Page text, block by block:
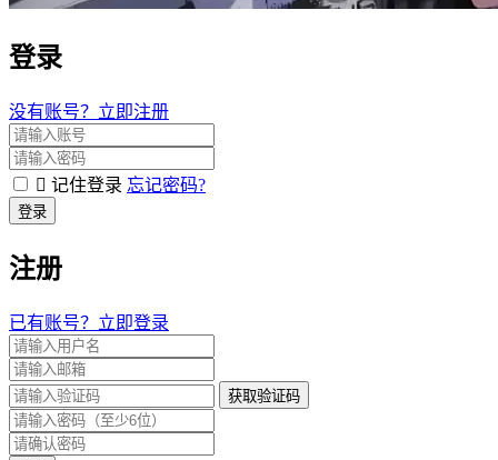
登录
没有账号？立即注册
记住登录 忘记密码?
登录
注册
已有账号？立即登录
获取验证码